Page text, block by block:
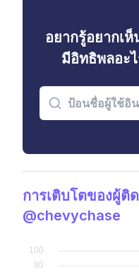
อยากรู้อยากเ
มีอิทธิพลอะ
การเติบโตของผู้ติ
@chevychase